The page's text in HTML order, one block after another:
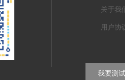
关于我
用户协
我要测试